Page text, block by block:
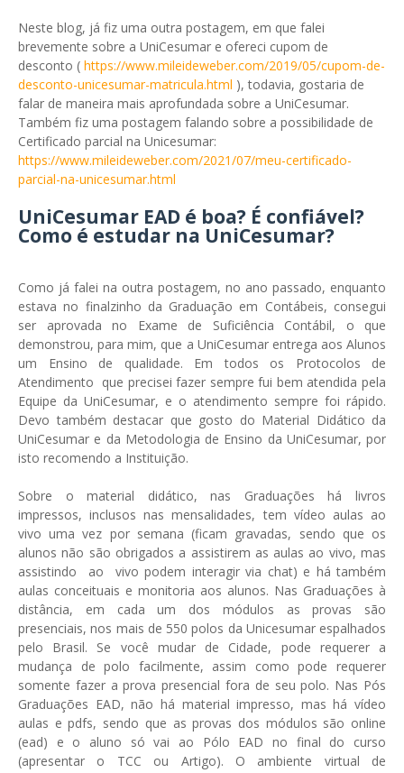
Neste blog, já fiz uma outra postagem, em que falei
brevemente sobre a UniCesumar e ofereci cupom de
desconto ( https://www.mileideweber.com/2019/05/cupom-de-
desconto-unicesumar-matricula.html ), todavia, gostaria de
falar de maneira mais aprofundada sobre a UniCesumar.
Também fiz uma postagem falando sobre a possibilidade de
Certificado parcial na Unicesumar:
https://www.mileideweber.com/2021/07/meu-certificado-
parcial-na-unicesumar.html
UniCesumar EAD é boa? É confiável?
Como é estudar na UniCesumar?
Como já falei na outra postagem, no ano passado, enquanto
estava no finalzinho da Graduação em Contábeis, consegui
ser aprovada no Exame de Suficiência Contábil, o que
demonstrou, para mim, que a UniCesumar entrega aos Alunos
um Ensino de qualidade. Em todos os Protocolos de
Atendimento que precisei fazer sempre fui bem atendida pela
Equipe da UniCesumar, e o atendimento sempre foi rápido.
Devo também destacar que gosto do Material Didático da
UniCesumar e da Metodologia de Ensino da UniCesumar, por
isto recomendo a Instituição.
Sobre o material didático, nas Graduações há livros
impressos, inclusos nas mensalidades, tem vídeo aulas ao
vivo uma vez por semana (ficam gravadas, sendo que os
alunos não são obrigados a assistirem as aulas ao vivo, mas
assistindo ao vivo podem interagir via chat) e há também
aulas conceituais e monitoria aos alunos. Nas Graduações à
distância, em cada um dos módulos as provas são
presenciais, nos mais de 550 polos da Unicesumar espalhados
pelo Brasil. Se você mudar de Cidade, pode requerer a
mudança de polo facilmente, assim como pode requerer
somente fazer a prova presencial fora de seu polo. Nas Pós
Graduações EAD, não há material impresso, mas há vídeo
aulas e pdfs, sendo que as provas dos módulos são online
(ead) e o aluno só vai ao Pólo EAD no final do curso
(apresentar o TCC ou Artigo). O ambiente virtual de